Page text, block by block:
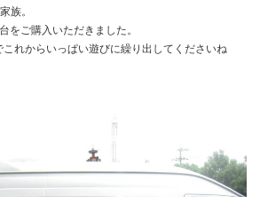
族。
をご購入いただきました。
れからいっぱい遊びに繰り出してくださいね